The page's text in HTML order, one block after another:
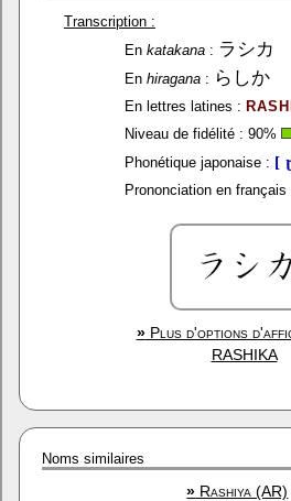
Transcription :
En katakana : ラシカ
En hiragana : らしか
En lettres latines :
Niveau de fidélité : 90%
Phonétique japonaise : [
Prononciation en français
»Plus d'options
RASHIKA
Noms similaires
» Rashiya (AR)